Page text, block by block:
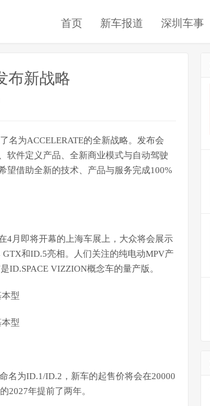
首页 新车报道 深圳车事
布新战略
名为ACCELERATE的全新战略。发布会
软件定义产品、全新商业模式与自动驾驶
望借助全新的技术、产品与服务完成100%
4月即将开幕的上海车展上，大众将会展示
和ID.5亮相。人们关注的纯电动MPV产
ID.SPACE VIZZION概念车的量产版。
名为ID.1/ID.2，新车的起售价将会在20000
2027年提前了两年。